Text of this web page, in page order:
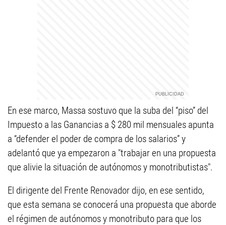
En ese marco, Massa sostuvo que la suba del “piso” del
Impuesto a las Ganancias a $ 280 mil mensuales apunta
a “defender el poder de compra de los salarios” y
adelantó que ya empezaron a "trabajar en una propuesta
que alivie la situación de autónomos y monotributistas".
El dirigente del Frente Renovador dijo, en ese sentido,
que esta semana se conocerá una propuesta que aborde
el régimen de autónomos y monotributo para que los